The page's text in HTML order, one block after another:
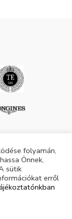
folyamán,
Önnek,
sütik
erről